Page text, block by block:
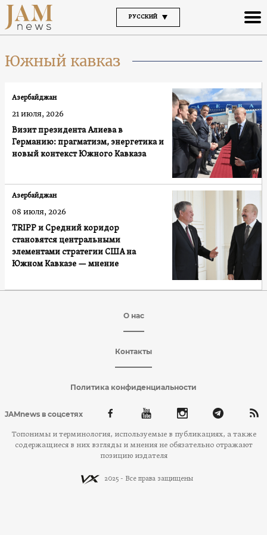
РУССКИЙ
Южный кавказ
Визит президента Алиева в
Германию: прагматизм, энергетика и
новый контекст Южного Кавказа
Азербайджан
21 июля, 2026
TRIPP и Средний коридор
становятся центральными
элементами стратегии США на
Южном Кавказе — мнение
Азербайджан
08 июля, 2026
О нас
Контакты
Политика конфиденциальности
JAMnews в соцсетях
Топонимы и терминология, используемые в публикациях, а также
содержащиеся в них взгляды и мнения не обязательно отражают
позицию издателя
2025 - Все права защищены